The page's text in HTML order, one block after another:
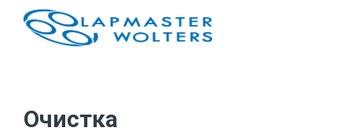
содержанию
Очистка